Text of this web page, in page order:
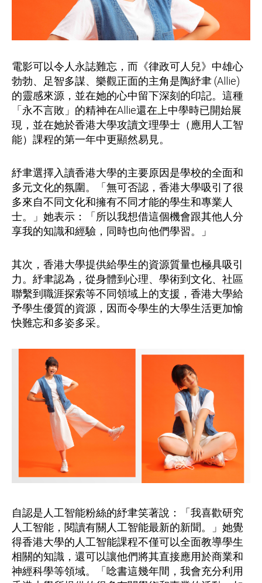
電影可以令人永誌難忘，而《律政可人兒》中雄心
勃勃、足智多謀、樂觀正面的主角是陶紓聿 (Allie)
的靈感來源，並在她的心中留下深刻的印記。這種
「永不言敗」的精神在Allie還在上中學時已開始展
現，並在她於香港大學攻讀文理學士（應用人工智
能）課程的第一年中更顯然易見。
紓聿選擇入讀香港大學的主要原因是學校的全面和
多元文化的氛圍。「無可否認，香港大學吸引了很
多來自不同文化和擁有不同才能的學生和專業人
士。」她表示：「所以我想借這個機會跟其他人分
享我的知識和經驗，同時也向他們學習。」
其次，香港大學提供給學生的資源質量也極具吸引
力。紓聿認為，從身體到心理、學術到文化、社區
聯繫到職涯探索等不同領域上的支援，香港大學給
予學生優質的資源，因而令學生的大學生活更加愉
快難忘和多姿多采。
自認是人工智能粉絲的紓聿笑著說：「我喜歡研究
人工智能，閱讀有關人工智能最新的新聞。」她覺
得香港大學的人工智能課程不僅可以全面教導學生
相關的知識，還可以讓他們將其直接應用於商業和
神經科學等領域。「唸書這幾年間，我會充分利用